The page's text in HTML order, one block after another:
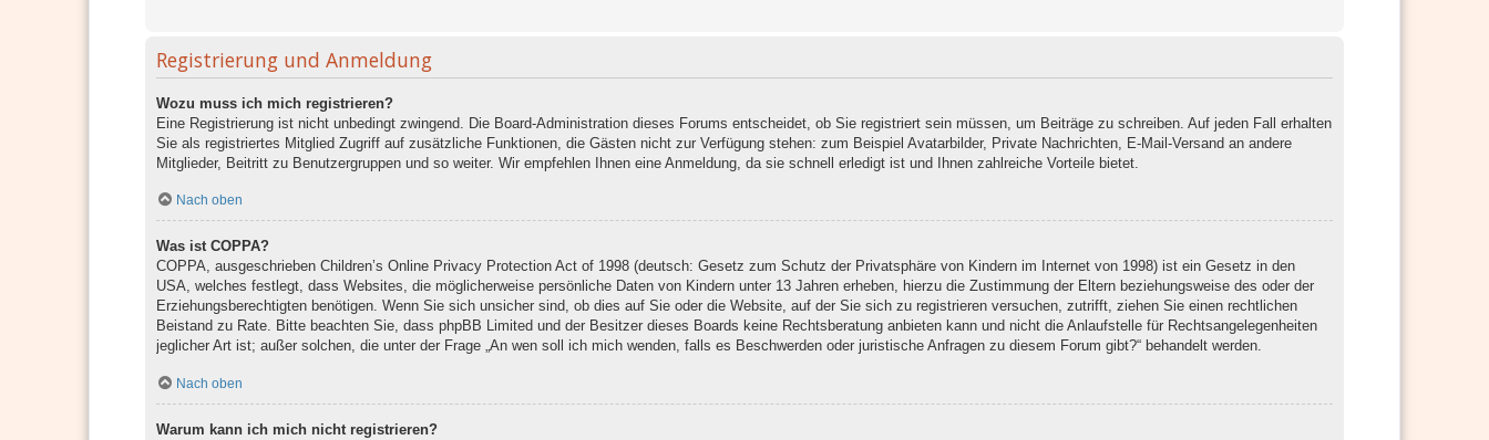
Registrierung und Anmeldung
Wozu muss ich mich registrieren?
Eine Registrierung ist nicht unbedingt zwingend. Die Board-Administration dieses Forums entscheidet, ob Sie registriert sein müssen, um Beiträge zu schreiben. Auf jeden Fall erhalten
Sie als registriertes Mitglied Zugriff auf zusätzliche Funktionen, die Gästen nicht zur Verfügung stehen: zum Beispiel Avatarbilder, Private Nachrichten, E-Mail-Versand an andere
Mitglieder, Beitritt zu Benutzergruppen und so weiter. Wir empfehlen Ihnen eine Anmeldung, da sie schnell erledigt ist und Ihnen zahlreiche Vorteile bietet.
Nach oben
Was ist COPPA?
COPPA, ausgeschrieben Children’s Online Privacy Protection Act of 1998 (deutsch: Gesetz zum Schutz der Privatsphäre von Kindern im Internet von 1998) ist ein Gesetz in den
USA, welches festlegt, dass Websites, die möglicherweise persönliche Daten von Kindern unter 13 Jahren erheben, hierzu die Zustimmung der Eltern beziehungsweise des oder der
Erziehungsberechtigten benötigen. Wenn Sie sich unsicher sind, ob dies auf Sie oder die Website, auf der Sie sich zu registrieren versuchen, zutrifft, ziehen Sie einen rechtlichen
Beistand zu Rate. Bitte beachten Sie, dass phpBB Limited und der Besitzer dieses Boards keine Rechtsberatung anbieten kann und nicht die Anlaufstelle für Rechtsangelegenheiten
jeglicher Art ist; außer solchen, die unter der Frage „An wen soll ich mich wenden, falls es Beschwerden oder juristische Anfragen zu diesem Forum gibt?“ behandelt werden.
Nach oben
Warum kann ich mich nicht registrieren?